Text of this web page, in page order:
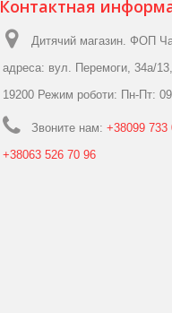
Контактная
Дитячий магазин. ФОП
адреса: вул. Перемоги, 34а/
19200 Режим роботи: Пн-Пт:
Звоните нам: +38099 733
+38063 526 70 96